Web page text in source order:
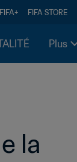
FIFA+ FIFA STORE
Plus
la